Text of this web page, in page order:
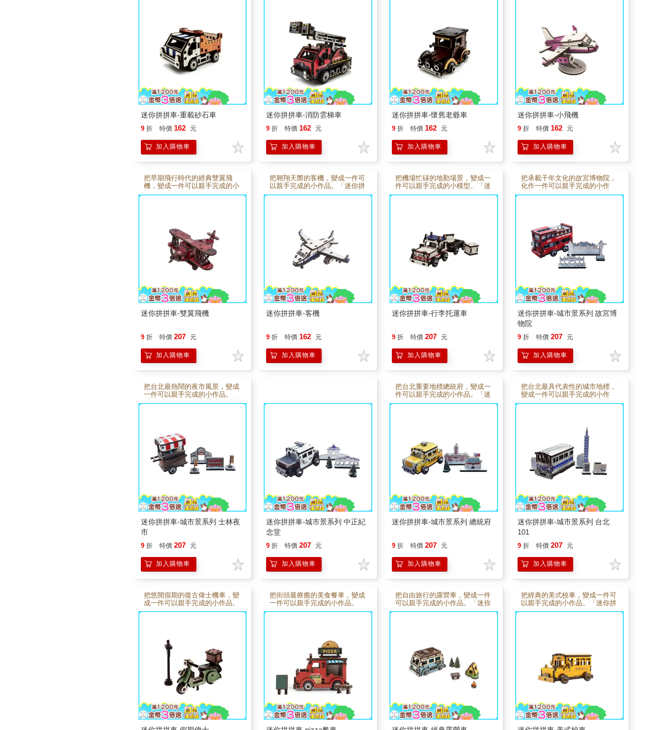
充滿手作的專注與樂趣；完成後
不僅是可愛模型，也能成為桌面
上的小風景。無論親子共作、療
癒手作，或送給喜歡工程車的
人，都很適合收藏。
迷你拼拼車-重載砂石車
9 折 特價 162 元
加入購物車
樂趣，也讓人感受完成作品的成
就感；完成後不僅是可愛模型，
更能成為桌面上的小風景，無論
親子共作、療癒手作或送禮收藏
都很適合。
迷你拼拼車-消防雲梯車
9 折 特價 162 元
加入購物車
都帶來專注與手作的樂趣；完成
後不僅是一台可愛模型，也是一
道帶著時代感的桌面風景，無論
收藏、送禮或療癒手作都很適
迷你拼拼車-懷舊老爺車
9 折 特價 162 元
加入購物車
不僅是一件可愛模型，也能成為
桌面上的小風景。無論親子共
作、療癒手作或送禮收藏，都能
讓人感受飛行帶來的想像與自
由。 ✈️
迷你拼拼車-小飛機
9 折 特價 162 元
加入購物車
把早期飛行時代的經典雙翼飛
機，變成一件可以親手完成的小
模型。「迷你拼拼車－雙翼飛
能成為桌面上的小風景。無論親
子共作、療癒手作或送給喜歡航
空與模型的人，都能感受探索天
空的浪漫想像。
迷你拼拼車-雙翼飛機
9 折 特價 207 元
加入購物車
把翱翔天際的客機，變成一件可
以親手完成的小作品。「迷你拼
拼車－客機」以溫潤木質零件打
型，也能成為桌面上的小風景。
無論親子共作、療癒手作或送給
喜歡飛機與旅行的人，都能感受
飛行帶來的想像與自由。
迷你拼拼車-客機
9 折 特價 162 元
加入購物車
把機場忙碌的地勤場景，變成一
件可以親手完成的小模型。「迷
你拼拼車－行李托運車」以溫潤
感；完成後不僅是一台可愛模
型，也能成為桌面上的小風景，
無論親子共作、療癒手作或送禮
收藏都很適合。
迷你拼拼車-行李托運車
9 折 特價 207 元
加入購物車
把承載千年文化的故宮博物院，
化作一件可以親手完成的小作
品。「迷你拼拼車－城市景系列
注與樂趣，完成後不僅是迷你模
型，也像把歷史與文化收藏在桌
面上，無論收藏或送禮都很適
合。
迷你拼拼車-城市景系列 故宮博
物院
9 折 特價 207 元
加入購物車
把台北最熱鬧的夜市風景，變成
一件可以親手完成的小作品。
「迷你拼拼車－城市景系列 士林
注與樂趣，完成後不僅是迷你模
型，也像把台灣夜市文化收藏在
桌面上，無論收藏或送禮都很適
合。
迷你拼拼車-城市景系列 士林夜
市
9 折 特價 207 元
加入購物車
迷你拼拼車-城市景系列 中正紀
念堂
9 折 特價 207 元
加入購物車
把台北重要地標總統府，變成一
件可以親手完成的小作品。「迷
你拼拼車－城市景系列 總統府」
也像把城市記憶收藏在桌面上，
無論收藏或送禮都很適合。
迷你拼拼車-城市景系列 總統府
9 折 特價 207 元
加入購物車
把台北最具代表性的城市地標，
變成一件可以親手完成的小作
品。「迷你拼拼車－城市景系列
大樓的建築輪廓。組裝過程充滿
手作的專注與樂趣，完成後不僅
是迷你模型，也像把城市記憶收
藏在桌面上，無論收藏或送禮都
很適合。
迷你拼拼車-城市景系列 台北
101
9 折 特價 207 元
加入購物車
把悠閒假期的復古偉士機車，變
成一件可以親手完成的小作品。
「迷你拼拼車－假期偉士」以木
與樂趣，完成後不僅是可愛模
型，也能成為桌面上的小風景，
無論收藏或送禮都很適合。
把街頭最療癒的美食餐車，變成
一件可以親手完成的小作品。
「迷你拼拼車－Pizza餐車」以
樂趣，完成後不僅是迷你模型，
也能成為桌面上的小風景，無論
收藏或送禮都很適合。
把自由旅行的露營車，變成一件
可以親手完成的小作品。「迷你
拼拼車－經典露營車」以木質零
也能成為桌面上的小風景，無論
收藏或送禮都很適合。
把經典的美式校車，變成一件可
以親手完成的小作品。「迷你拼
拼車－美式校車」以木質零件設
送禮都很適合。